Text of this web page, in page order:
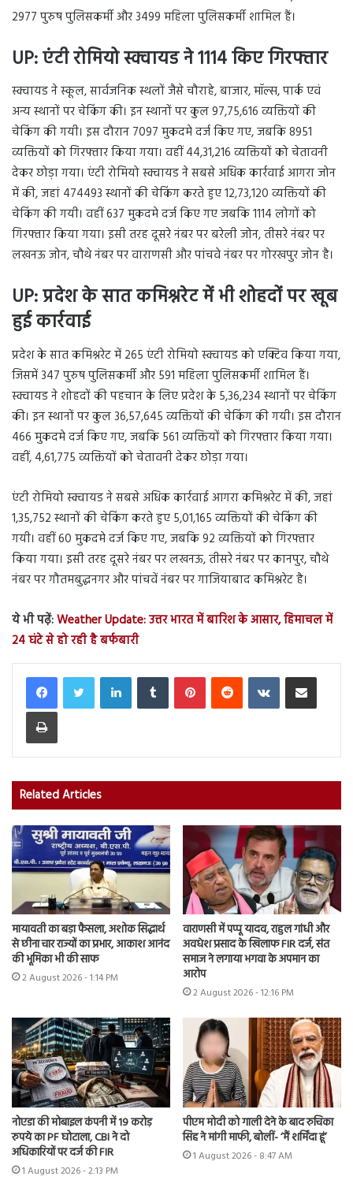
2977 पुरुष पुलिसकर्मी और 3499 महिला पुलिसकर्मी शामिल हैं।
UP: एंटी रोमियो स्क्वायड ने 1114 किए गिरफ्तार
स्क्वायड ने स्कूल, सार्वजनिक स्थलों जैसे चौराहे, बाजार, मॉल्स, पार्क एवं
अन्य स्थानों पर चेकिंग की। इन स्थानों पर कुल 97,75,616 व्यक्तियों की
चेकिंग की गयी। इस दौरान 7097 मुकदमे दर्ज किए गए, जबकि 8951
व्यक्तियों को गिरफ्तार किया गया। वहीं 44,31,216 व्यक्तियों को चेतावनी
देकर छोड़ा गया। एंटी रोमियो स्क्वायड ने सबसे अधिक कार्रवाई आगरा जोन
में की, जहां 474493 स्थानों की चेकिंग करते हुए 12,73,120 व्यक्तियों की
चेकिंग की गयी। वहीं 637 मुकदमे दर्ज किए गए जबकि 1114 लोगों को
गिरफ्तार किया गया। इसी तरह दूसरे नंबर पर बरेली जोन, तीसरे नंबर पर
लखनऊ जोन, चौथे नंबर पर वाराणसी और पांचवे नंबर पर गोरखपुर जोन है।
UP: प्रदेश के सात कमिश्नरेट में भी शोहदों पर खूब
हुई कार्रवाई
प्रदेश के सात कमिश्नरेट में 265 एंटी रोमियो स्क्वायड को एक्टिव किया गया,
जिसमें 347 पुरुष पुलिसकर्मी और 591 महिला पुलिसकर्मी शामिल हैं।
स्क्वायड ने शोहदों की पहचान के लिए प्रदेश के 5,36,234 स्थानों पर चेकिंग
की। इन स्थानों पर कुल 36,57,645 व्यक्तियों की चेकिंग की गयी। इस दौरान
466 मुकदमे दर्ज किए गए, जबकि 561 व्यक्तियों को गिरफ्तार किया गया।
वहीं, 4,61,775 व्यक्तियों को चेतावनी देकर छोड़ा गया।
एंटी रोमियो स्क्वायड ने सबसे अधिक कार्रवाई आगरा कमिश्नरेट में की, जहां
1,35,752 स्थानों की चेकिंग करते हुए 5,01,165 व्यक्तियों की चेकिंग की
गयी। वहीं 60 मुकदमे दर्ज किए गए, जबकि 92 व्यक्तियों को गिरफ्तार
किया गया। इसी तरह दूसरे नंबर पर लखनऊ, तीसरे नंबर पर कानपुर, चौथे
नंबर पर गौतमबुद्धनगर और पांचवें नंबर पर गाजियाबाद कमिश्नरेट है।
ये भी पढ़ें:Weather Update: उत्तर भारत में बारिश के आसार, हिमाचल में
24 घंटे से हो रही है बर्फबारी
LinkedInTumblr PinterestReddit VKontakteShare via Email
Print
Related Articles
मायावती का बड़ा फैसला, अशोक सिद्धार्थ
से छीना चार राज्यों का प्रभार, आकाश आनंद
की भूमिका भी की साफ
2 August 2026 - 1:14 PM
वाराणसी में पप्पू यादव, राहुल गांधी और
अवधेश प्रसाद के खिलाफ FIR दर्ज, संत
समाज ने लगाया भगवा के अपमान का
आरोप
2 August 2026 - 12:16 PM
नोएडा की मोबाइल कंपनी में 19 करोड़
रुपये का PF घोटाला, CBI ने दो
अधिकारियों पर दर्ज की FIR
1 August 2026 - 2:13 PM
पीएम मोदी को गाली देने के बाद रुचिका
सिंह ने मांगी माफी, बोलीं- ‘मैं शर्मिंदा हूं’
1 August 2026 - 8:47 AM